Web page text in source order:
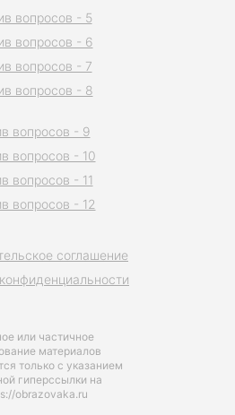
или частичное
материалов
только с указанием
гиперссылки на
obrazovaka.ru
соглашение
вопросов - 5
вопросов - 6
вопросов - 7
вопросов - 8
вопросов - 9
вопросов - 10
вопросов - 11
вопросов - 12